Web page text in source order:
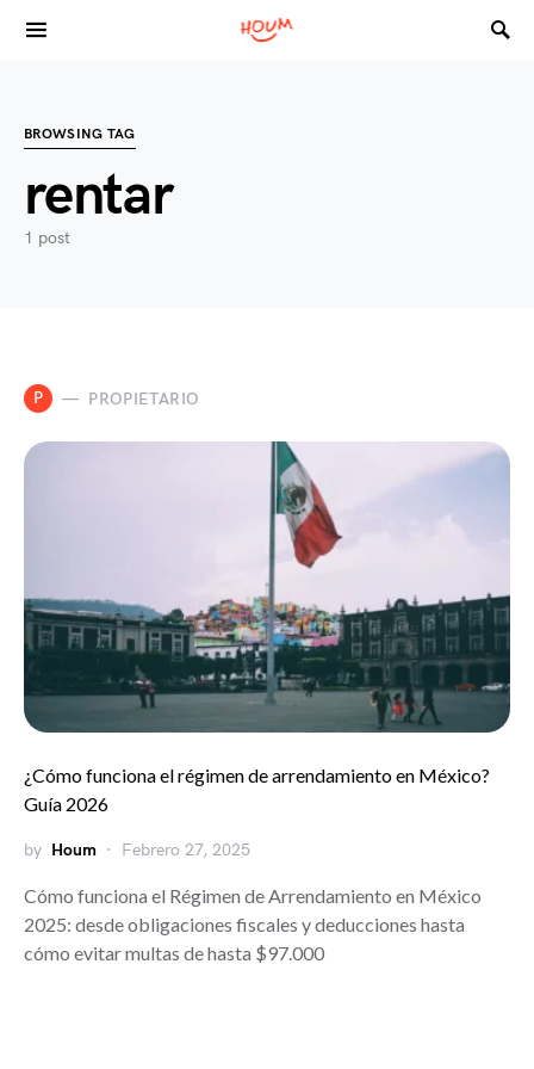
Search for:
BROWSING TAG
rentar
1 post
P PROPIETARIO
¿Cómo funciona el régimen de arrendamiento en México?
Guía 2026
by Houm Febrero 27, 2025
Cómo funciona el Régimen de Arrendamiento en México
2025: desde obligaciones fiscales y deducciones hasta
cómo evitar multas de hasta $97.000